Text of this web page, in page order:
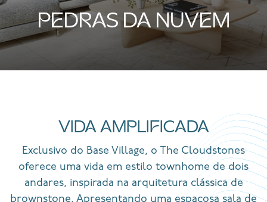
PEDRAS DA NUVEM
VIDA AMPLIFICADA
Exclusivo do Base Village, o The Cloudstones
oferece uma vida em estilo townhome de dois
andares, inspirada na arquitetura clássica de
brownstone. Apresentando uma espaçosa sala de